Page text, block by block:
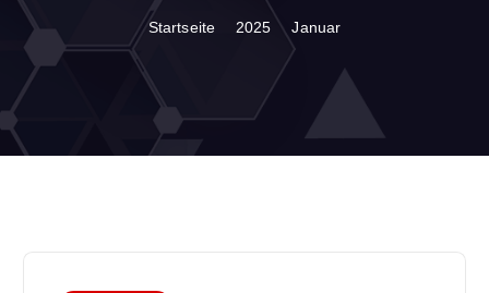
Startseite 2025 Januar